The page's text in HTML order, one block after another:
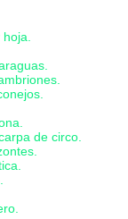
de circo.